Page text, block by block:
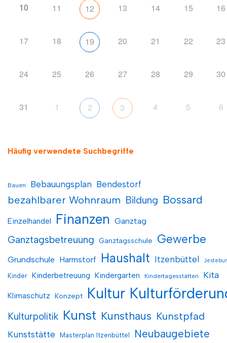
10 11 12 13 14 15 16
17 18 19 20 21 22 23
24 25 26 27 28 29 30
31 1 2 3 4 5 6
Häufig verwendete Suchbegriffe
Bauen Bebauungsplan Bendestorf
bezahlbarer Wohnraum Bildung Bossard
Einzelhandel Finanzen Ganztag
Ganztagsbetreuung Ganztagsschule Gewerbe
Grundschule Harmstorf Haushalt Itzenbüttel
Kinder Kinderbetreuung Kindergarten Kindertagesstätten Kita
Klimaschutz Konzept Kultur
Kulturpolitik Kunst Kunsthaus Kunstpfad
Kunststätte Masterplan Itzenbüttel Neubaugebiete